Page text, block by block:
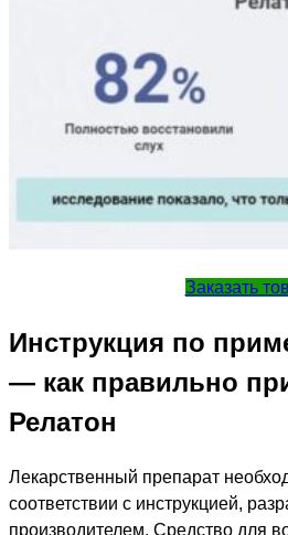
Заказать
Инструкция по
— как правильно
Релатон
Лекарственный препарат
соответствии с инструкцией,
производителем. Средство для